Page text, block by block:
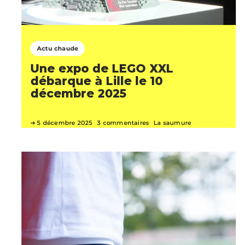
Actu chaude
Une expo de LEGO XXL
débarque à Lille le 10
décembre 2025
5 décembre 2025 3 commentaires La saumure